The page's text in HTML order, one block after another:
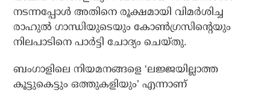
നടന്നപ്പോള്‍ അതിനെ രൂക്ഷമായി വിമര്‍ശിച്ച
രാഹുല്‍ ഗാന്ധിയുടെയും കോണ്‍ഗ്രസിന്റെയും
നിലപാടിനെ പാര്‍ട്ടി ചോദ്യം ചെയ്തു.
ബംഗാളിലെ നിയമനങ്ങളെ ‘ലജ്ജയില്ലാത്ത
കൂട്ടുകെട്ടും ഒത്തുകളിയും’ എന്നാണ്